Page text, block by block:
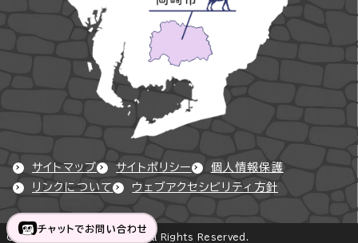
サイトマップ サイトポリシー
個人情報保護
リンクについて
ウェブアクセシビリティ方針
Copyright © Okazaki City All Rights Reserved.
チャットでお問い合わせ